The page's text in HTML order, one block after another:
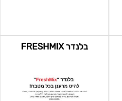
בלנדר FRESHMIX